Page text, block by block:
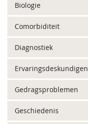
Biologie
Comorbiditeit
Diagnostiek
Ervaringsdeskundigen
Gedragsproblemen
Geschiedenis